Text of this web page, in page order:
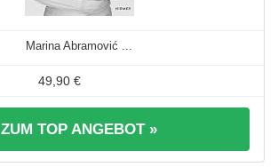
Marina Abramović ...
49,90 €
ZUM TOP ANGEBOT »